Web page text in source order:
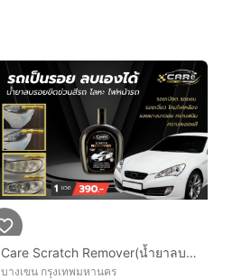
Care Scratch Remover(น้ำยาลบนอยรอยขีดข่วน) และ Glass Coating(สเปรย์เคลือบแก้วเซรามิค)
บางเขน กรุงเทพมหานคร